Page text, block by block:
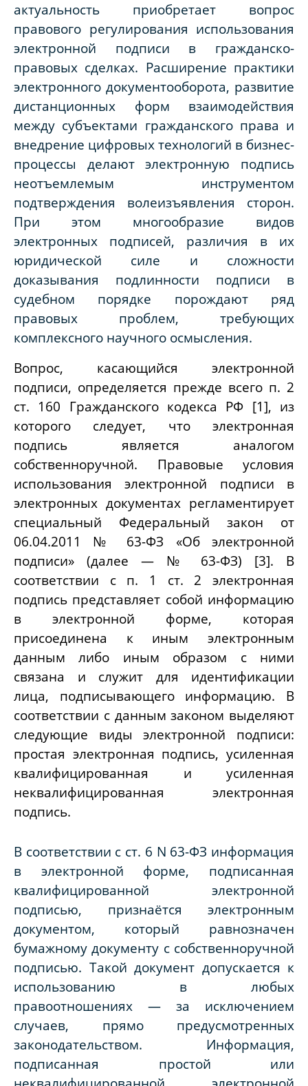
актуальность приобретает вопрос
правового регулирования использования
электронной подписи в гражданско-
правовых сделках. Расширение практики
электронного документооборота, развитие
дистанционных форм взаимодействия
между субъектами гражданского права и
внедрение цифровых технологий в бизнес-
процессы делают электронную подпись
неотъемлемым инструментом
подтверждения волеизъявления сторон.
При этом многообразие видов
электронных подписей, различия в их
юридической силе и сложности
доказывания подлинности подписи в
судебном порядке порождают ряд
правовых проблем, требующих
комплексного научного осмысления.
Вопрос, касающийся электронной
подписи, определяется прежде всего п. 2
ст. 160 Гражданского кодекса РФ [1], из
которого следует, что электронная
подпись является аналогом
собственноручной. Правовые условия
использования электронной подписи в
электронных документах регламентирует
специальный Федеральный закон от
06.04.2011 № 63-ФЗ «Об электронной
подписи» (далее — № 63-ФЗ) [3]. В
соответствии с п. 1 ст. 2 электронная
подпись представляет собой информацию
в электронной форме, которая
присоединена к иным электронным
данным либо иным образом с ними
связана и служит для идентификации
лица, подписывающего информацию. В
соответствии с данным законом выделяют
следующие виды электронной подписи:
простая электронная подпись, усиленная
квалифицированная и усиленная
неквалифицированная электронная
подпись.
В соответствии с ст. 6 N 63-ФЗ информация
в электронной форме, подписанная
квалифицированной электронной
подписью, признаётся электронным
документом, который равнозначен
бумажному документу с собственноручной
подписью. Такой документ допускается к
использованию в любых
правоотношениях — за исключением
случаев, прямо предусмотренных
законодательством. Информация,
подписанная простой или